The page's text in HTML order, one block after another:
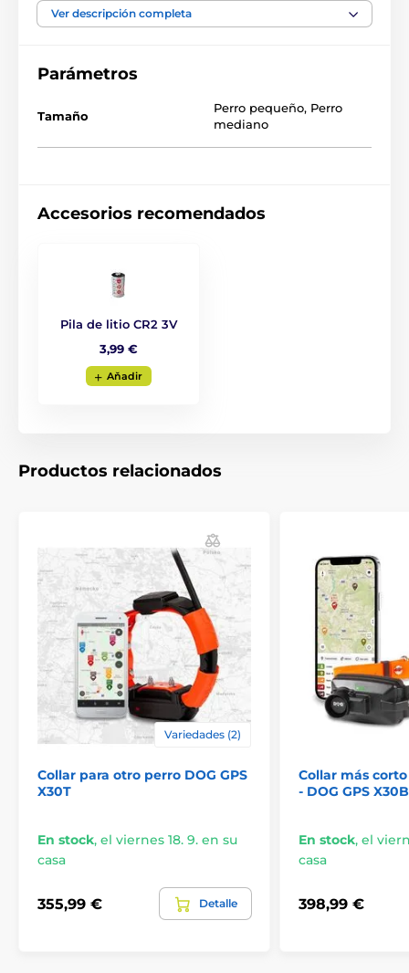
Tiene las funciones impulso, sonido.
previo aviso. Las imágenes tienen únicamente
Ver descripción completa
Parámetros
Tamaño
Perro pequeño, Perro
mediano
Accesorios recomendados
Pila de litio CR2 3V
3,99 €
Aňadir
Productos relacionados
Variedades (2)
Collar para otro perro DOG GPS
X30T
En stock, el viernes 18. 9. en su
casa
355,99 € Detalle
Collar más
- DOG GPS
En stock, el
casa
398,99 €